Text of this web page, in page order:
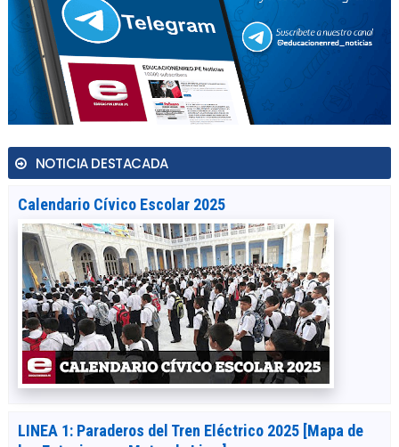
NOTICIA DESTACADA
Calendario Cívico Escolar 2025
LINEA 1: Paraderos del Tren Eléctrico 2025 [Mapa de